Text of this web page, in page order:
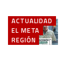
ACTUALIDAD
EL META
REGIÓN